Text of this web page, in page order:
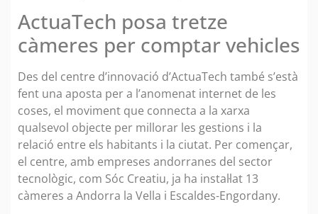
ActuaTech posa tretze
càmeres per comptar vehicles
Des del centre d’innovació d’ActuaTech també s’està
fent una aposta per a l’anomenat internet de les
coses, el moviment que connecta a la xarxa
qualsevol objecte per millorar les gestions i la
relació entre els habitants i la ciutat. Per començar,
el centre, amb empreses andorranes del sector
tecnològic, com Sóc Creatiu, ja ha instal·lat 13
càmeres a Andorra la Vella i Escaldes-Engordany.